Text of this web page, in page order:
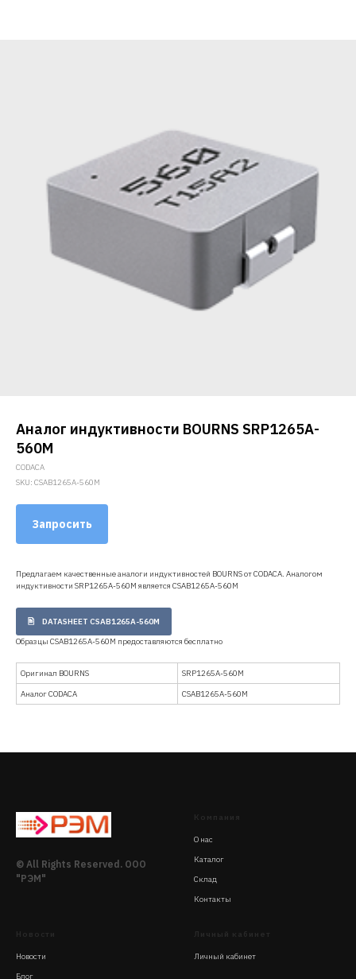
Аналог индуктивности BOURNS SRP1265A-
560M
CODACA
SKU: CSAB1265A-560M
Запросить
Предлагаем качественные аналоги индуктивностей BOURNS от CODACA. Аналогом
индуктивности SRP1265A-560M является CSAB1265A-560M
DATASHEET CSAB1265A-560M
Образцы CSAB1265A-560M предоставляются бесплатно
Оригинал BOURNS
SRP1265A-560M
Аналог CODACA
CSAB1265A-560M
© All Rights Reserved. ООО
"РЭМ"
Компания
О нас
Каталог
Склад
Контакты
Новости
Новости
Блог
Личный кабинет
Личный кабинет